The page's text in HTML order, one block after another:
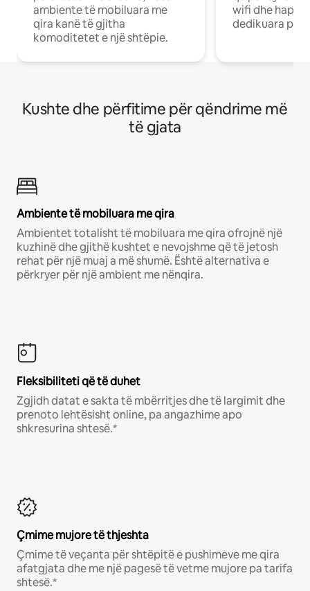
ambiente të mobiluara me
qira kanë të gjitha
komoditetet e një shtëpie.
wifi dhe
dedikuara
Kushte dhe përfitime për qëndrime më
të gjata
Ambiente të mobiluara me qira
Ambientet totalisht të mobiluara me qira ofrojnë një
kuzhinë dhe gjithë kushtet e nevojshme që të jetosh
rehat për një muaj a më shumë. Është alternativa e
përkryer për një ambient me nënqira.
Fleksibiliteti që të duhet
Zgjidh datat e sakta të mbërritjes dhe të largimit dhe
prenoto lehtësisht online, pa angazhime apo
shkresurina shtesë.*
Çmime mujore të thjeshta
Çmime të veçanta për shtëpitë e pushimeve me qira
afatgjata dhe me një pagesë të vetme mujore pa tarifa
shtesë.*